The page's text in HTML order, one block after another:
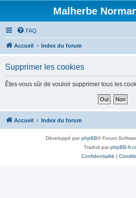
Malherbe
FAQ
Accueil Index du forum
Supprimer les cookies
Êtes-vous sûr de vouloir supprimer tous les
Accueil Index du forum
Développé parphpBB® Forum
Traduit parphpBB-
Confidentialité |